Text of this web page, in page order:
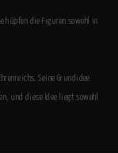
hüpfen die Figuren sowohl in
Seine Grundidee
und diese Idee liegt sowohl